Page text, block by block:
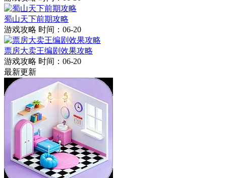
蜀山天下前期攻略
游戏攻略 时间：06-20
票房大卖王编剧效果攻略
游戏攻略 时间：06-20
最新更新